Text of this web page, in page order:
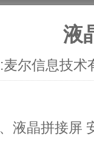
液
麦尔信息技术
液晶拼接屏